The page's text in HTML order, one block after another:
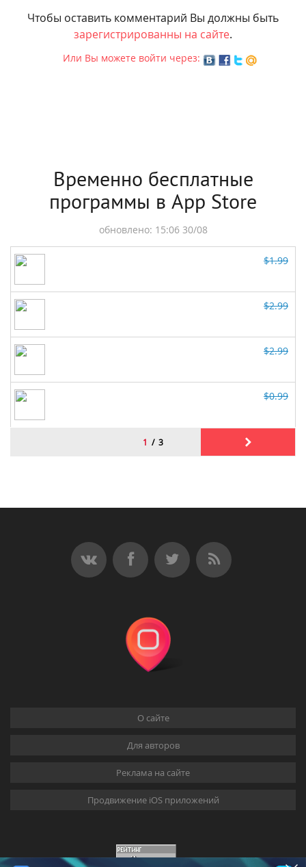
Чтобы оставить комментарий Вы должны быть
зарегистрированны на сайте.
Или Вы можете войти через:
Временно бесплатные
программы в App Store
О сайте
Для авторов
Реклама на сайте
Продвижение iOS приложений